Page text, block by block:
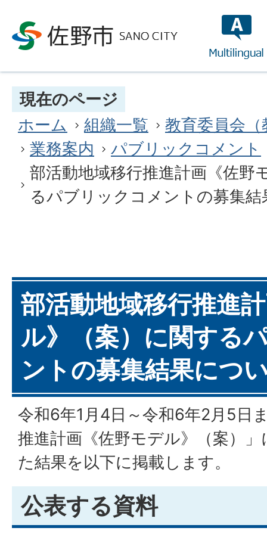
現在のページ
ホーム
組織一覧
教育委員会（
業務案内
パブリックコメント
部活動地域移行推進計画《佐野
るパブリックコメントの募集
部活動地域移行推進
ル》（案）に関する
ントの募集結果につ
令和6年1月4日～令和6年2月5日
推進計画《佐野モデル》（案）
た結果を以下に掲載します。
公表する資料